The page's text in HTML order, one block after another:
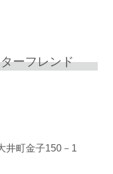
ーフレンド
井町金子150－1